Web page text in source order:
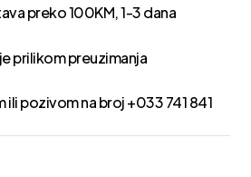
preko 100KM, 1-3 dana
prilikom preuzimanja
ili pozivom na broj +033 741 841